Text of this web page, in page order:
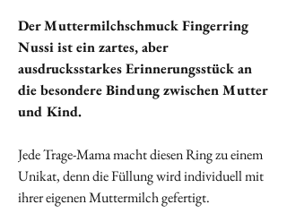
Der Muttermilchschmuck Fingerring
Nussi ist ein zartes, aber
ausdrucksstarkes Erinnerungsstück an
die besondere Bindung zwischen Mutter
und Kind.
Jede Trage-Mama macht diesen Ring zu einem
Unikat, denn die Füllung wird individuell mit
ihrer eigenen Muttermilch gefertigt.